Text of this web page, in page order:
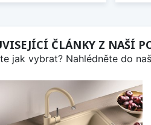
ČLÁNKY Z NAŠÍ
jak vybrat? Nahlédněte do